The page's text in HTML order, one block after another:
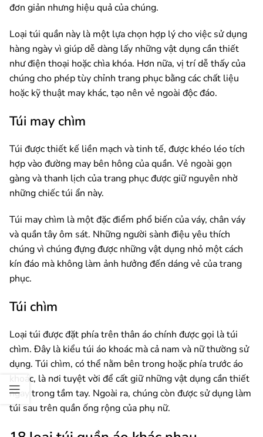
đơn giản nhưng hiệu quả của chúng.
Loại túi quần này là một lựa chọn hợp lý cho việc sử dụng
hàng ngày vì giúp dễ dàng lấy những vật dụng cần thiết
như điện thoại hoặc chìa khóa. Hơn nữa, vị trí dễ thấy của
chúng cho phép tùy chỉnh trang phục bằng các chất liệu
hoặc kỹ thuật may khác, tạo nên vẻ ngoài độc đáo.
Túi may chìm
Túi được thiết kế liền mạch và tinh tế, được khéo léo tích
hợp vào đường may bên hông của quần. Vẻ ngoài gọn
gàng và thanh lịch của trang phục được giữ nguyên nhờ
những chiếc túi ẩn này.
Túi may chìm là một đặc điểm phổ biến của váy, chân váy
và quần tây ôm sát. Những người sành điệu yêu thích
chúng vì chúng đựng được những vật dụng nhỏ một cách
kín đáo mà không làm ảnh hưởng đến dáng vẻ của trang
phục.
Túi chìm
Loại túi được đặt phía trên thân áo chính được gọi là túi
chìm. Đây là kiểu túi áo khoác mà cả nam và nữ thường sử
dụng. Túi chìm, có thể nằm bên trong hoặc phía trước áo
khoác, là nơi tuyệt vời để cất giữ những vật dụng cần thiết
ngay trong tầm tay. Ngoài ra, chúng còn được sử dụng làm
túi sau trên quần ống rộng của phụ nữ.